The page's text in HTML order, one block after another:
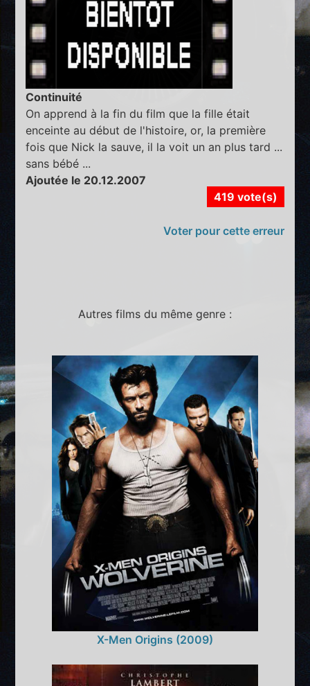
Continuité
On apprend à la fin du film que la fille était
enceinte au début de l'histoire, or, la première
fois que Nick la sauve, il la voit un an plus tard ...
sans bébé ...
Ajoutée le 20.12.2007
419 vote(s)
Voter pour cette erreur
Autres films du même genre :
X-Men Origins (2009)